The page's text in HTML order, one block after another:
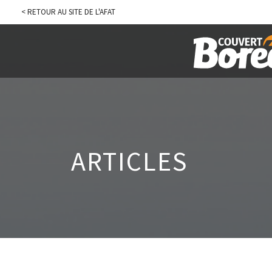
< RETOUR AU SITE DE L'AFAT
ARTICLES